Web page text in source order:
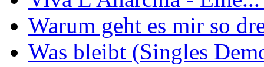
Warum geht es mir so
Was bleibt (Singles